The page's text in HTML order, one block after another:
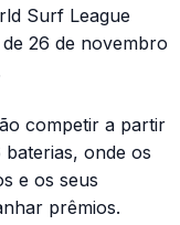
Surf League
26 de novembro
competir a partir
onde os
e os seus
prêmios.